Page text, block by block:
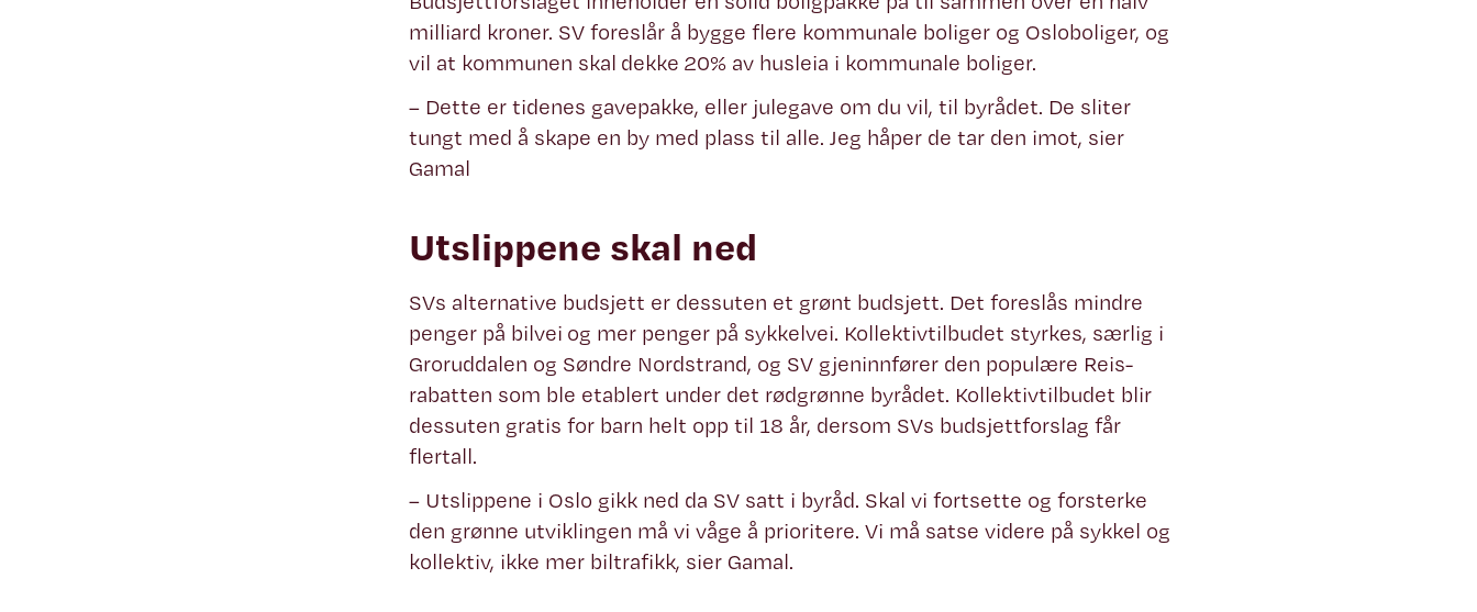
milliard kroner. SV foreslår å bygge flere kommunale boliger og Osloboliger, og
vil at kommunen skal dekke 20% av husleia i kommunale boliger.
– Dette er tidenes gavepakke, eller julegave om du vil, til byrådet. De sliter
tungt med å skape en by med plass til alle. Jeg håper de tar den imot, sier
Gamal
Utslippene skal ned
SVs alternative budsjett er dessuten et grønt budsjett. Det foreslås mindre
penger på bilvei og mer penger på sykkelvei. Kollektivtilbudet styrkes, særlig i
Groruddalen og Søndre Nordstrand, og SV gjeninnfører den populære Reis-
rabatten som ble etablert under det rødgrønne byrådet. Kollektivtilbudet blir
dessuten gratis for barn helt opp til 18 år, dersom SVs budsjettforslag får
flertall.
– Utslippene i Oslo gikk ned da SV satt i byråd. Skal vi fortsette og forsterke
den grønne utviklingen må vi våge å prioritere. Vi må satse videre på sykkel og
kollektiv, ikke mer biltrafikk, sier Gamal.